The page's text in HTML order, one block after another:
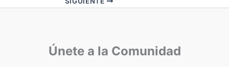
Únete a la Comunidad